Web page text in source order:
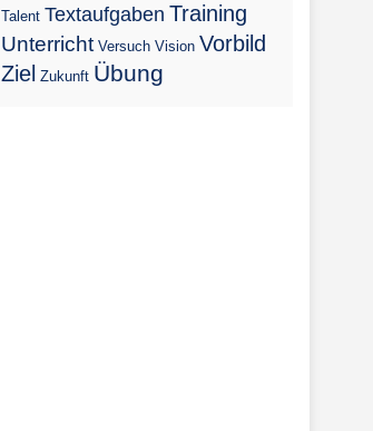
Talent Textaufgaben Training
Unterricht Versuch Vision Vorbild
Ziel Zukunft Übung